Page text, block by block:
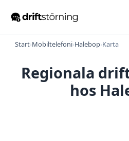
Start›Mobiltelefoni›Halebop›Karta
Regionala
hos